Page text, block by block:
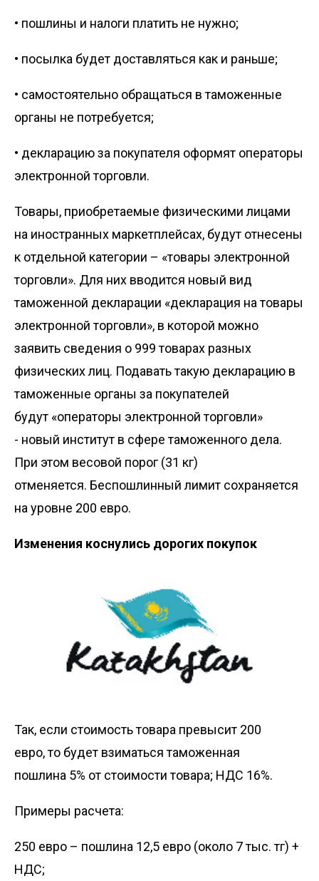
• пошлины и налоги платить не нужно;
• посылка будет доставляться как и раньше;
• самостоятельно обращаться в таможенные
органы не потребуется;
• декларацию за покупателя оформят операторы
электронной торговли.
Товары, приобретаемые физическими лицами
на иностранных маркетплейсах, будут отнесены
к отдельной категории – «товары электронной
торговли». Для них вводится новый вид
таможенной декларации «декларация на товары
электронной торговли», в которой можно
заявить сведения о 999 товарах разных
физических лиц. Подавать такую декларацию в
таможенные органы за покупателей
будут «операторы электронной торговли»
- новый институт в сфере таможенного дела.
При этом весовой порог (31 кг)
отменяется. Беспошлинный лимит сохраняется
на уровне 200 евро.
Изменения коснулись дорогих покупок
Так, если стоимость товара превысит 200
евро, то будет взиматься таможенная
пошлина 5% от стоимости товара; НДС 16%.
Примеры расчета:
250 евро – пошлина 12,5 евро (около 7 тыс. тг) +
НДС;